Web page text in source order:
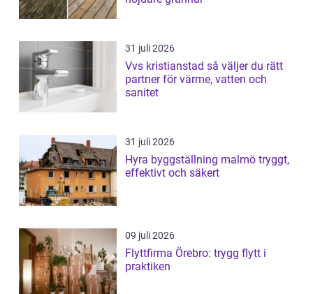
31 juli 2026
Vvs kristianstad så väljer du rätt
partner för värme, vatten och
sanitet
31 juli 2026
Hyra byggställning malmö tryggt,
effektivt och säkert
09 juli 2026
Flyttfirma Örebro: trygg flytt i
praktiken